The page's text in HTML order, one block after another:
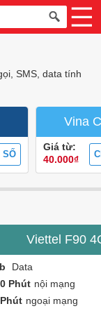
SMS, data tính
SỐ
Vina
Giá từ:
40.000₫
Viettel F90
Data
Phút nội mạng
ngoại mạng